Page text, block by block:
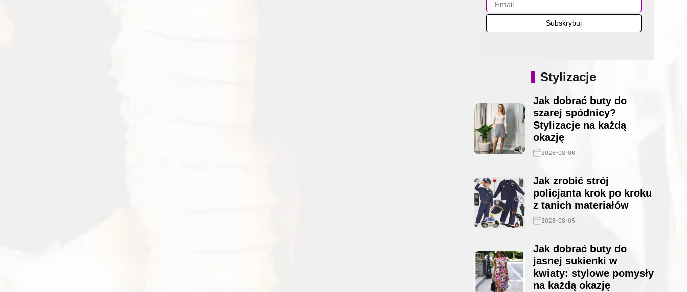
Stylizacje
Jak dobrać buty do
szarej spódnicy?
Stylizacje na każdą
okazję
2026-08-06
Jak zrobić strój
policjanta krok po kroku
z tanich materiałów
2026-08-05
Jak dobrać buty do
jasnej sukienki w
kwiaty: stylowe pomysły
na każdą okazję